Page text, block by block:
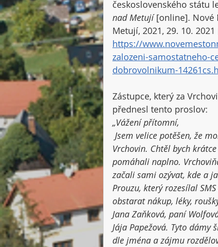
československého státu
nad Metují [online]. Nové
Metují, 2021, 29. 10.
https://
zalozeni-samostatneho-
dobrovolnikum-
Zástupce, který za
přednesl tento proslov:
„Vážení přítomní,
Vrchovin. Chtěl bych
pomáhali naplno.
začali sami ozývat, kde a
Prouzu, který rozesílal
obstarat nákup, léky,
Jana Zaňková, paní
Jája Papežová. Tyto dámy
dle jména a zájmu